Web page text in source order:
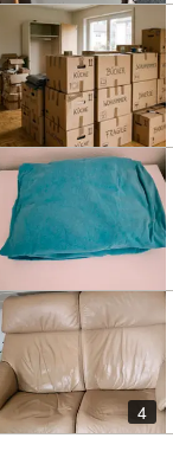
4